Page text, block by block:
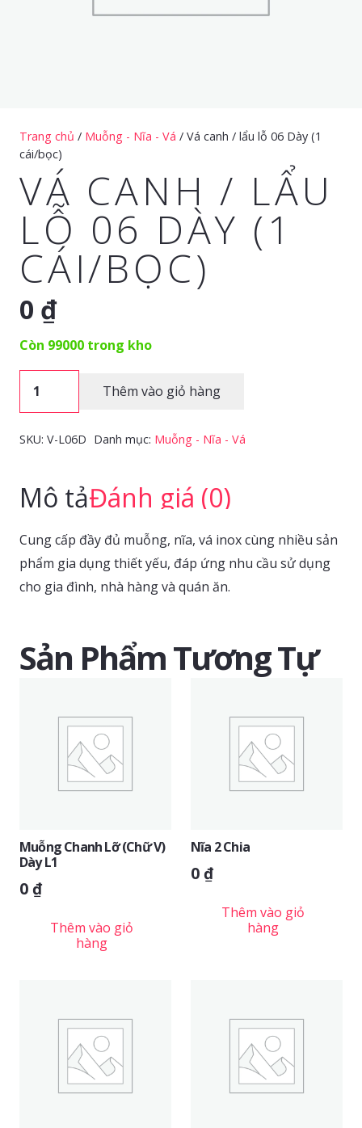
Trang chủ / Muỗng - Nĩa - Vá / Vá canh / lẩu lỗ 06 Dày (1
cái/bọc)
VÁ CANH / LẨU
LỖ 06 DÀY (1
CÁI/BỌC)
0 ₫
Còn 99000 trong kho
06
(1
cái/bọc)
số
Thêm vào giỏ hàng
SKU: V-L06D Danh mục: Muỗng - Nĩa - Vá
Mô tảĐánh giá (0)
Cung cấp đầy đủ muỗng, nĩa, vá inox cùng nhiều sản
phẩm gia dụng thiết yếu, đáp ứng nhu cầu sử dụng
cho gia đình, nhà hàng và quán ăn.
Sản Phẩm Tương Tự
Muỗng Chanh Lỡ (chữ V)
Dày L1
0₫
Thêm vào giỏ
hàng
Nĩa 2 Chia
0₫
Thêm vào giỏ
hàng